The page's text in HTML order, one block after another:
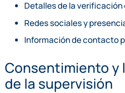
Detalles de la
Redes sociales y
Información de contacto
Consentimiento y
de la supervisión